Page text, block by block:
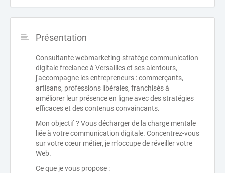
Présentation
Consultante webmarketing-stratège communication
digitale freelance à Versailles et ses alentours,
j'accompagne les entrepreneurs : commerçants,
artisans, professions libérales, franchisés à
améliorer leur présence en ligne avec des stratégies
efficaces et des contenus convaincants.
Mon objectif ? Vous décharger de la charge mentale
liée à votre communication digitale. Concentrez-vous
sur votre cœur métier, je m'occupe de réveiller votre
Web.
Ce que je vous propose :